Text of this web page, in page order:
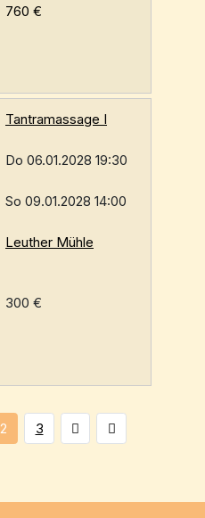
760 €
Tantramassage I
Do 06.01.2028 19:30
So 09.01.2028 14:00
Leuther Mühle
300 €
2 3